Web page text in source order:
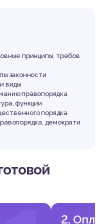
принципы, требов
законности
виды
правопорядка
функции
порядка
демократи
2.